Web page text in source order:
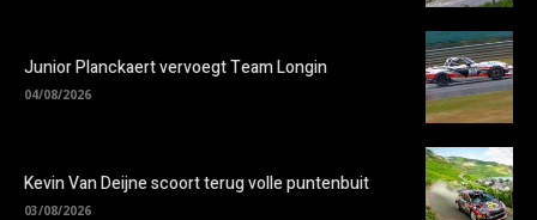
Junior Planckaert vervoegt Team Longin
04/08/2026
Kevin Van Deijne scoort terug volle puntenbuit
03/08/2026